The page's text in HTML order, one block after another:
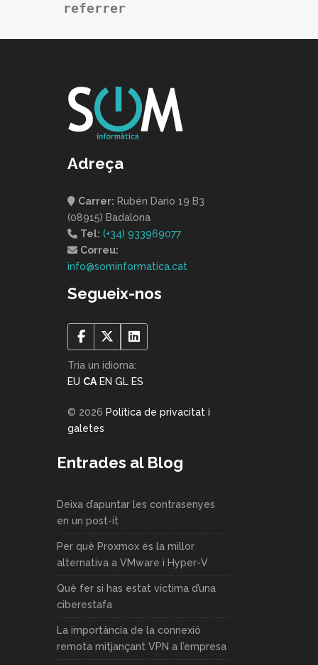
referrer
Adreça
Carrer: Rubén Dario 19 B3
(08915) Badalona
Tel: (+34) 933969077
Correu:
info@sominformatica.cat
Segueix-nos
Tria un idioma:
EU CA EN GL ES
© 2026 Política de privacitat i
galetes
Entrades al Blog
Deixa d’apuntar les contrasenyes
en un post-it
Per què Proxmox és la millor
alternativa a VMware i Hyper-V
Què fer si has estat víctima d’una
ciberestafa
La importància de la connexió
remota mitjançant VPN a l’empresa